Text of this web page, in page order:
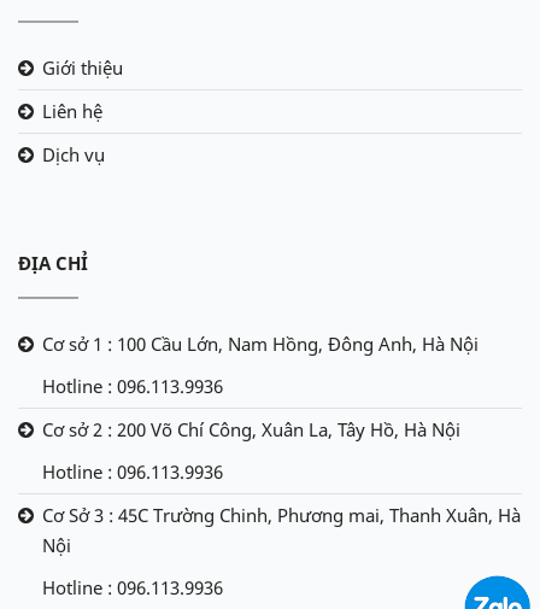
Giới thiệu
Liên hệ
Dịch vụ
ĐỊA CHỈ
Cơ sở 1 : 100 Cầu Lớn, Nam Hồng, Đông Anh, Hà Nội
Hotline : 096.113.9936
Cơ sở 2 : 200 Võ Chí Công, Xuân La, Tây Hồ, Hà Nội
Hotline : 096.113.9936
Cơ Sở 3 : 45C Trường Chinh, Phương mai, Thanh Xuân, Hà
Nội
Hotline : 096.113.9936